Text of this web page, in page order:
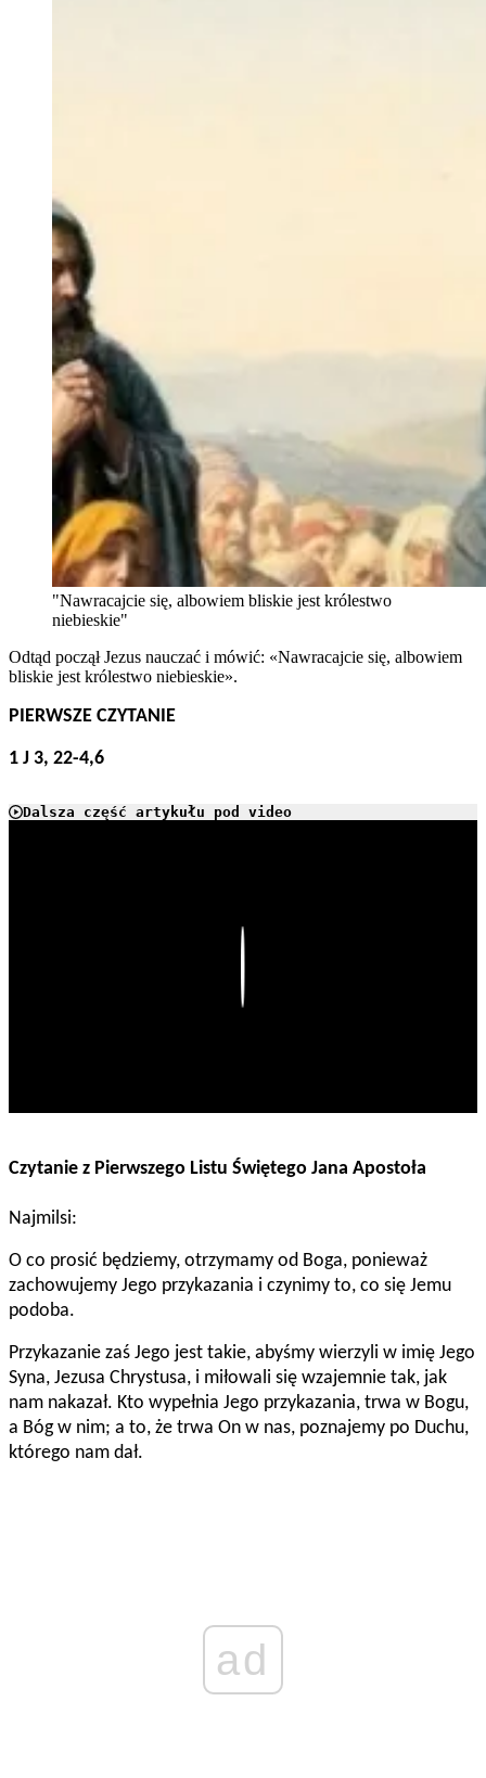
"Nawracajcie się, albowiem bliskie jest królestwo
niebieskie"
Odtąd począł Jezus nauczać i mówić: «Nawracajcie się, albowiem
bliskie jest królestwo niebieskie».
PIERWSZE CZYTANIE
1 J 3, 22-4,6
Dalsza część artykułu pod video
Czytanie z Pierwszego Listu Świętego Jana Apostoła
Najmilsi:
O co prosić będziemy, otrzymamy od Boga, ponieważ
zachowujemy Jego przykazania i czynimy to, co się Jemu
podoba.
Przykazanie zaś Jego jest takie, abyśmy wierzyli w imię Jego
Syna, Jezusa Chrystusa, i miłowali się wzajemnie tak, jak
nam nakazał. Kto wypełnia Jego przykazania, trwa w Bogu,
a Bóg w nim; a to, że trwa On w nas, poznajemy po Duchu,
którego nam dał.
ad